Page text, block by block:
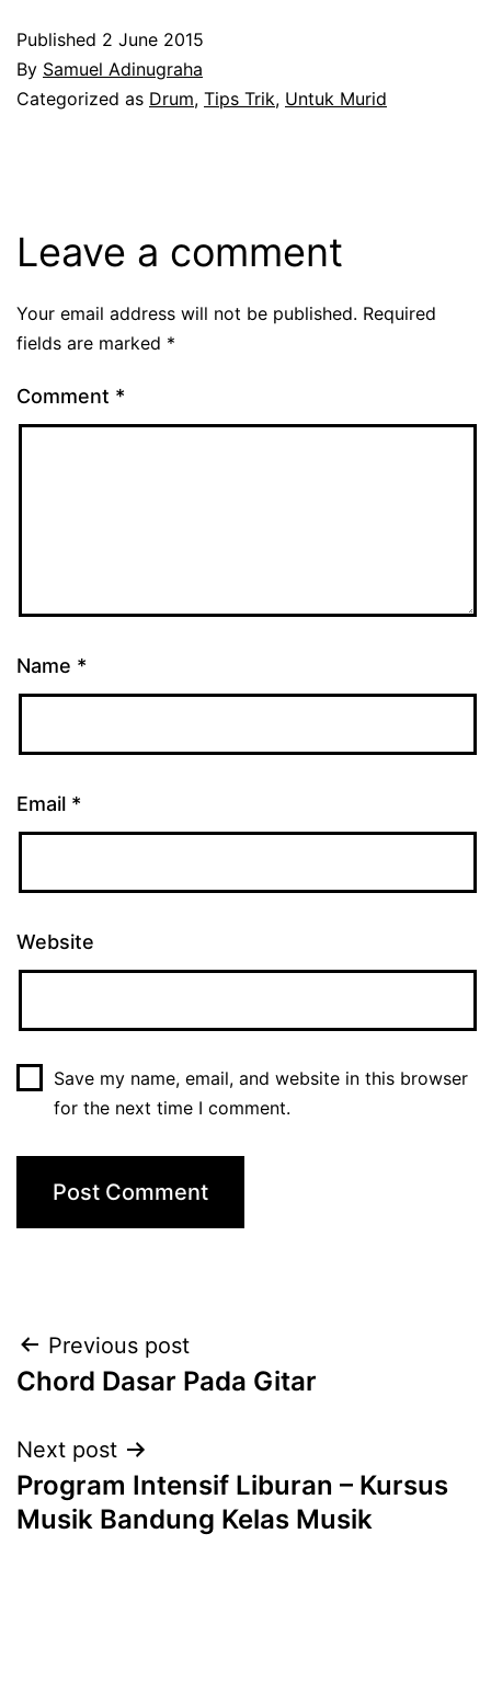
Published 2 June 2015
By Samuel Adinugraha
Categorized as Drum, Tips Trik, Untuk Murid
Leave a comment
Your email address will not be published. Required
fields are marked *
Comment *
Name *
Email *
Website
Save my name, email, and website in this browser
for the next time I comment.
Post
navigation
Previous post
Chord Dasar Pada Gitar
Next post
Program Intensif Liburan – Kursus
Musik Bandung Kelas Musik